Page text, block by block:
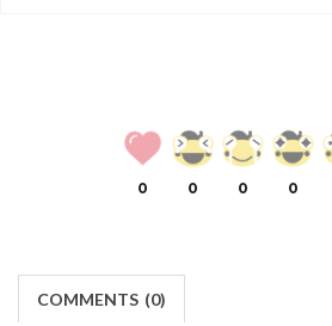
0 0 0 0
COMMENTS (0)